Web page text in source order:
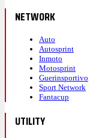
NETWORK
Auto
Autosprint
Inmoto
Motosprint
Guerinsportivo
Sport Network
Fantacup
UTILITY